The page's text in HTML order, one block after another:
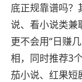
底正规靠谱吗
说、看小说类兼
更不会用“日赚
相，同时推荐3
茄小说、红果短